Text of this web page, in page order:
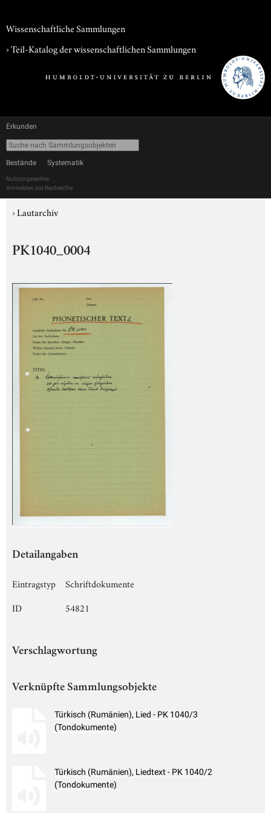
Wissenschaftliche Sammlungen
› Teil-Katalog der wissenschaftlichen Sammlungen
Erkunden
Bestände Systematik
Nutzungsrechte
Anmelden zur Recherche
›Lautarchiv
PK1040_0004
Detailangaben
Eintragstyp
Schriftdokumente
ID
54821
Verschlagwortung
Verknüpfte Sammlungsobjekte
Türkisch (Rumänien), Lied - PK 1040/3
(Tondokumente)
Türkisch (Rumänien), Liedtext - PK 1040/2
(Tondokumente)